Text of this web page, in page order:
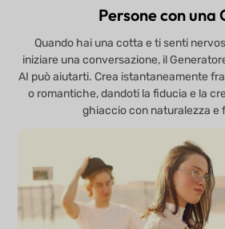
Persone con una
Quando hai una cotta e ti senti
iniziare una conversazione, il
AI può aiutarti. Crea istantaneamente
o romantiche, dandoti la fiducia e la
ghiaccio con naturalezza e